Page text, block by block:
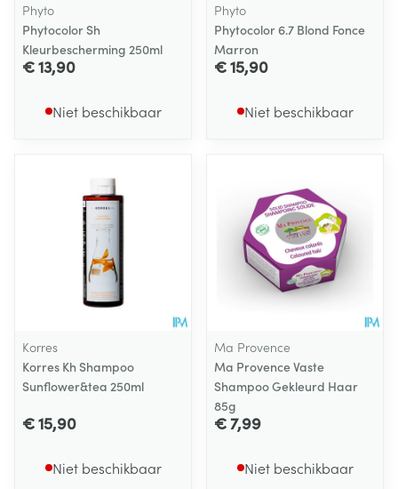
Phyto
Phytocolor Sh
Kleurbescherming 250ml
€ 13,90
Niet beschikbaar
Phyto
Phytocolor 6.7 Blond Fonce
Marron
€ 15,90
Niet beschikbaar
Korres
Korres Kh Shampoo
Sunflower&tea 250ml
€ 15,90
Niet beschikbaar
Ma Provence
Ma Provence Vaste
Shampoo Gekleurd Haar
85g
€ 7,99
Niet beschikbaar